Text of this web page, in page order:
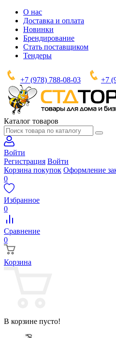
О нас
Доставка и оплата
Новинки
Брендирование
Стать поставщиком
Тендеры
+7 (978) 788-08-03 +7
Каталог товаров
Войти
Регистрация Войти
Корзина покупок Оформление
0
Избранное
0
Сравнение
0
Корзина
В корзине пусто!